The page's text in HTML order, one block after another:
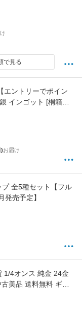
動フィギュア 【4月
で見る
エントリーでポイン
インゴット [桐箱付]
お届け
全5種セット【フル
発売予定】
1/4オンス 純金 24金
美品 送料無料 ギフ